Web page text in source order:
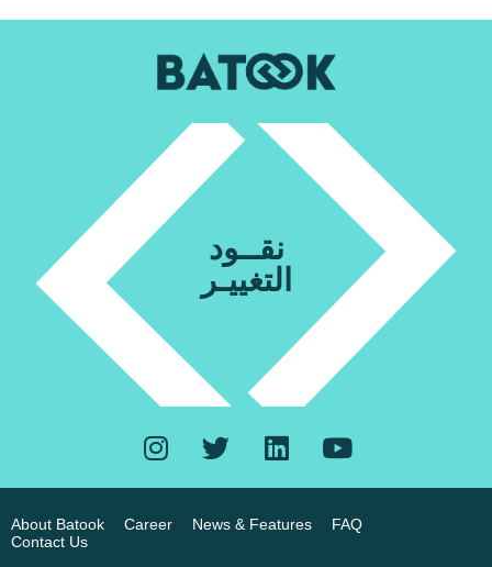
نقــود
التغييـر
About Batook Career News & Features
FAQ
Contact Us